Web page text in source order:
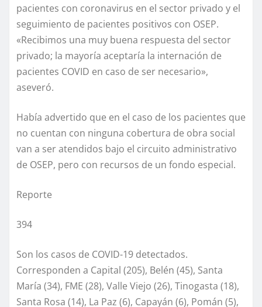
pacientes con coronavirus en el sector privado y el
seguimiento de pacientes positivos con OSEP.
«Recibimos una muy buena respuesta del sector
privado; la mayoría aceptaría la internación de
pacientes COVID en caso de ser necesario»,
aseveró.
Había advertido que en el caso de los pacientes que
no cuentan con ninguna cobertura de obra social
van a ser atendidos bajo el circuito administrativo
de OSEP, pero con recursos de un fondo especial.
Reporte
394
Son los casos de COVID-19 detectados.
Corresponden a Capital (205), Belén (45), Santa
María (34), FME (28), Valle Viejo (26), Tinogasta (18),
Santa Rosa (14), La Paz (6), Capayán (6), Pomán (5),